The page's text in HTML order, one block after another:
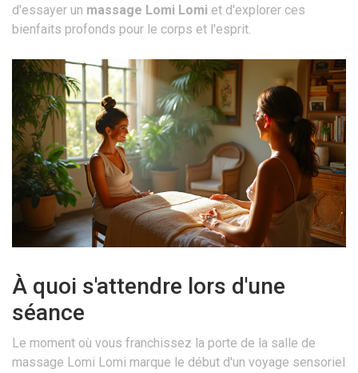
d'essayer un massage Lomi Lomi et d'explorer ces
bienfaits profonds pour le corps et l'esprit.
À quoi s'attendre lors d'une
séance
Le moment où vous franchissez la porte de la salle de
massage Lomi Lomi marque le début d'un voyage sensoriel